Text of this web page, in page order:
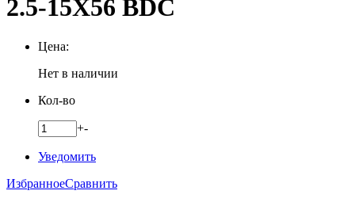
2.5-15X56 BDC
Цена:
Нет в наличии
Кол-во
+-
Уведомить
ИзбранноеСравнить